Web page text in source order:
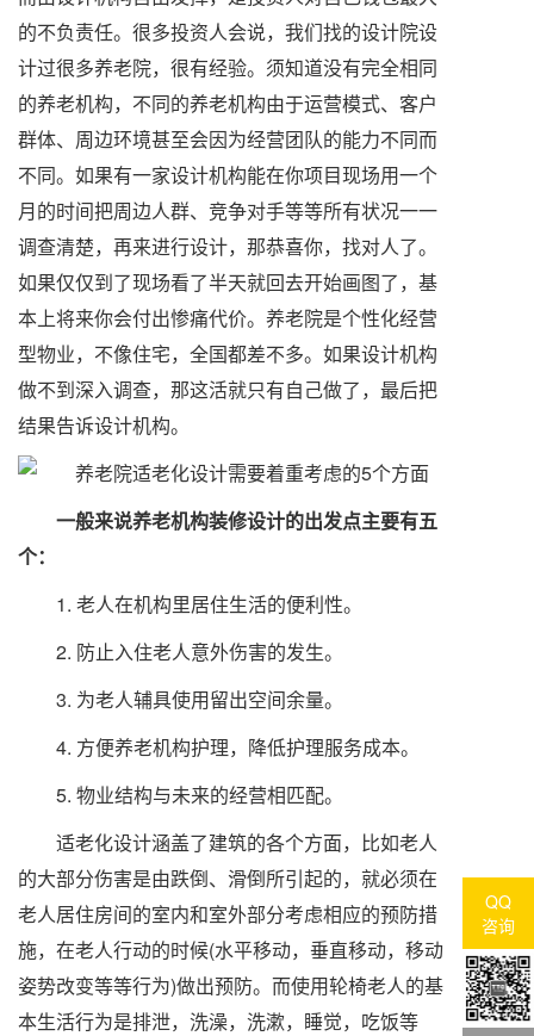
的不负责任。很多投资人会说，我们找的设计院设
计过很多养老院，很有经验。须知道没有完全相同
的养老机构，不同的养老机构由于运营模式、客户
群体、周边环境甚至会因为经营团队的能力不同而
不同。如果有一家设计机构能在你项目现场用一个
月的时间把周边人群、竞争对手等等所有状况一一
调查清楚，再来进行设计，那恭喜你，找对人了。
如果仅仅到了现场看了半天就回去开始画图了，基
本上将来你会付出惨痛代价。养老院是个性化经营
型物业，不像住宅，全国都差不多。如果设计机构
做不到深入调查，那这活就只有自己做了，最后把
结果告诉设计机构。
一般来说养老机构装修设计的出发点主要有五
个：
1. 老人在机构里居住生活的便利性。
2. 防止入住老人意外伤害的发生。
3. 为老人辅具使用留出空间余量。
4. 方便养老机构护理，降低护理服务成本。
5. 物业结构与未来的经营相匹配。
适老化设计涵盖了建筑的各个方面，比如老人
的大部分伤害是由跌倒、滑倒所引起的，就必须在
老人居住房间的室内和室外部分考虑相应的预防措
施，在老人行动的时候(水平移动，垂直移动，移动
姿势改变等等行为)做出预防。而使用轮椅老人的基
本生活行为是排泄，洗澡，洗漱，睡觉，吃饭等
QQ
咨询